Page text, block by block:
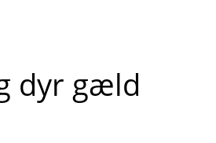
dyr gæld